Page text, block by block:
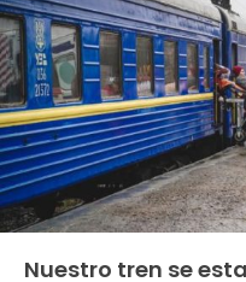
Nuestro tren se